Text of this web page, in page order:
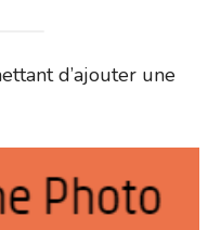
d’ajouter une